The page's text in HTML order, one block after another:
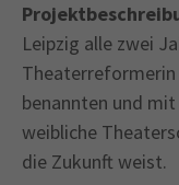
Leipzig alle zwei
Theaterreformerin
benannten und
weibliche
die Zukunft weist.